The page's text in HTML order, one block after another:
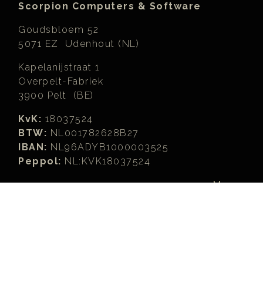
Scorpion Computers & Software
Goudsbloem 52
5071 EZ Udenhout (NL)
Kapelanijstraat 1
Overpelt-Fabriek
3900 Pelt (BE)
KvK: 18037524
BTW: NL001782628B27
IBAN: NL96ADYB1000003525
Peppol: NL:KVK18037524
Meer...